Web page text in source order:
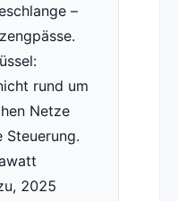
–
rund um
Netze
Steuerung.
2025